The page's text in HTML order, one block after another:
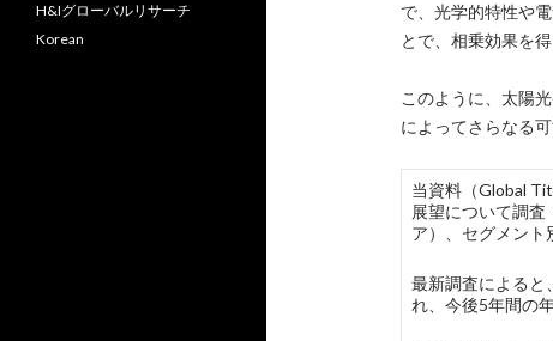
で、光学的特性や
とで、相乗効果を
このように、太陽
によってさらなる
当資料（Global
展望について調
ア）、セグメント
最新調査によると
れ、今後5年間の
H&Iグローバルリサーチ
Korean